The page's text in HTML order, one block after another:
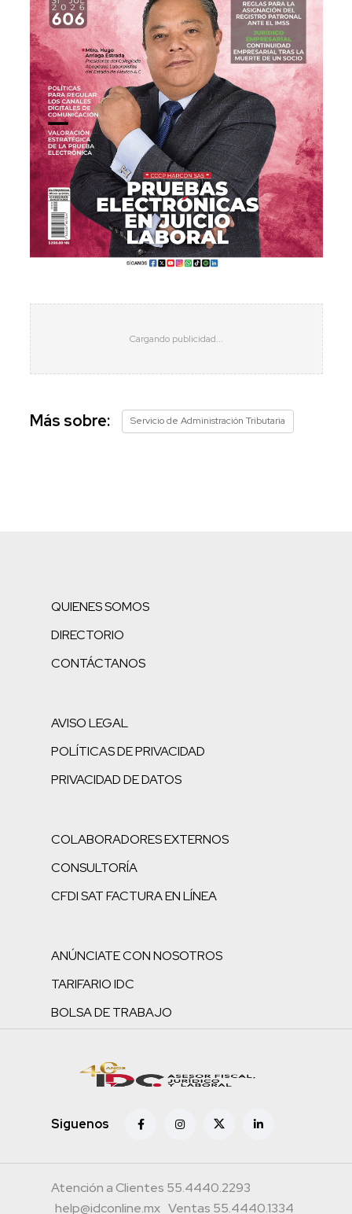
Más sobre: Servicio de Administración Tributaria
QUIENES SOMOS
DIRECTORIO
CONTÁCTANOS
AVISO LEGAL
POLÍTICAS DE PRIVACIDAD
PRIVACIDAD DE DATOS
COLABORADORES EXTERNOS
CONSULTORÍA
CFDI SAT FACTURA EN LÍNEA
ANÚNCIATE CON NOSOTROS
TARIFARIO IDC
BOLSA DE TRABAJO
Siguenos
Atención a Clientes 55.4440.2293
help@idconline.mx Ventas 55.4440.1334